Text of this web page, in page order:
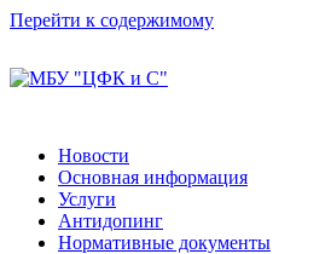
Перейти к содержимому
Новости
Основная информация
Услуги
Антидопинг
Нормативные документы